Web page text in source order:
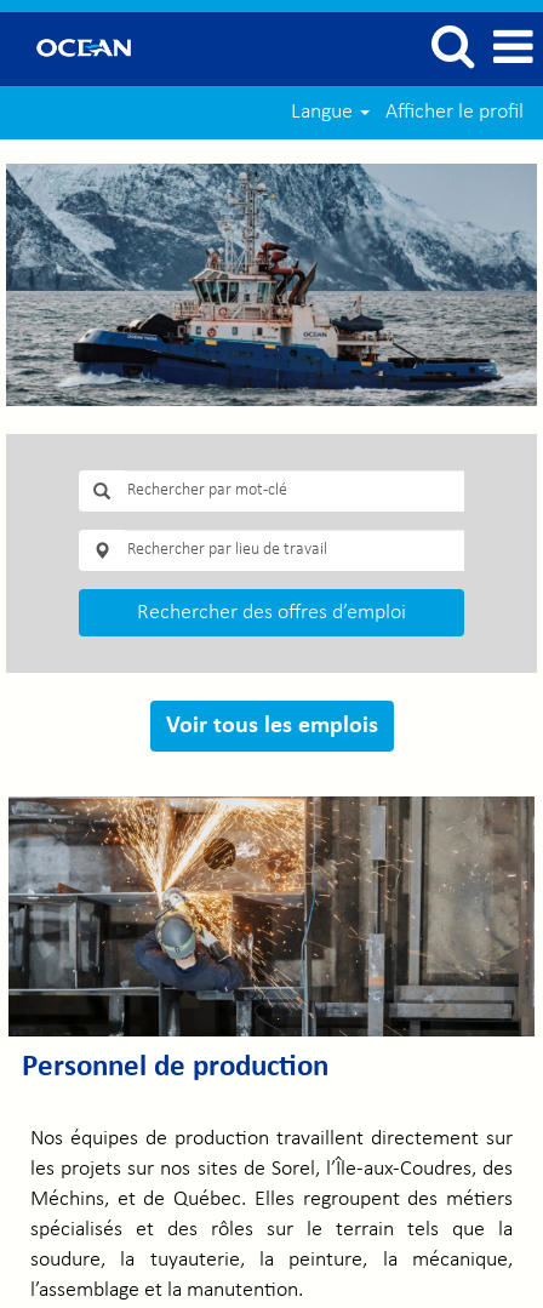
Langue Afficher le profil
Rechercher des offres d’emploi
Voir tous les emplois
Personnel de production
Nos équipes de production travaillent directement sur
les projets sur nos sites de Sorel, l’Île-aux-Coudres, des
Méchins, et de Québec. Elles regroupent des métiers
spécialisés et des rôles sur le terrain tels que la
soudure, la tuyauterie, la peinture, la mécanique,
l’assemblage et la manutention.